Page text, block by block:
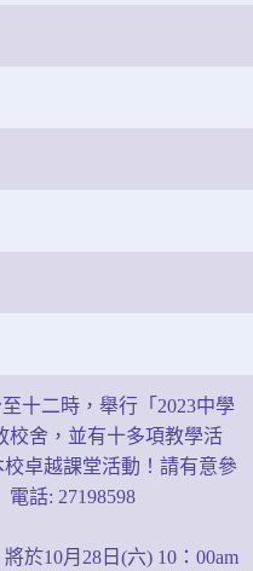
十二時，舉行「2023中學
校舍，並有十多項教學活
卓越課堂活動！請有意參
話: 27198598
於10月28日(六) 10：00am